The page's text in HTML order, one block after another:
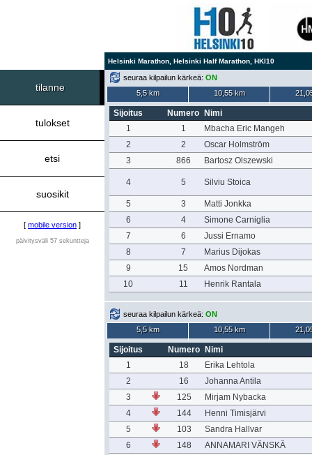
Helsinki Marathon, Helsinki Half Marathon, HKI10
tilanne
tulokset
etsi
suosikit
[ mobile version ]
päivitysväli 57 sekuntteja
seuraa kilpailun kärkeä: ON
5,5 km
10,55 km
Sijoitus Numero
Nimi
1
1
Mbacha Eric Mangeh
2
2
Oscar Holmström
3
866 Bartosz Olszewski
4 5 Silviu Stoica
5 3
Matti Jonkka
6
4
Simone Carniglia
7
6
Jussi Ernamo
8
7
Marius Dijokas
9
15
Amos Nordman
10
11 Henrik Rantala
seuraa kilpailun kärkeä: ON
5,5 km
10,55 km
Sijoitus Numero
Nimi
1
18
Erika Lehtola
2
16
Johanna Antila
3
125
Mirjam Nybacka
4
144
Henni Timisjärvi
5
103
Sandra Hallvar
6
148
ANNAMARI VÄNSKÄ